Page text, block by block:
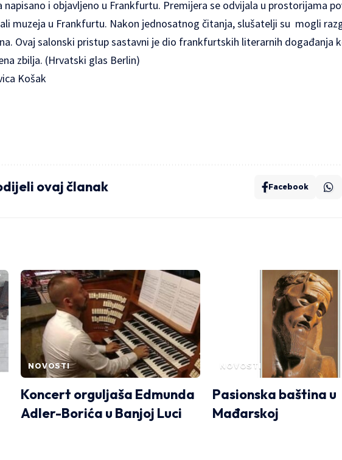
napisano i objavljeno u Frankfurtu. Premijera se odvijala u prostorijama
muzeja u Frankfurtu. Nakon jednosatnog čitanja, slušatelji su mogli
Ovaj salonski pristup sastavni je dio frankfurtskih literarnih događanja
zbilja. (Hrvatski glas Berlin)
Košak
ovaj članak Facebook
NOVOSTI
Koncert orguljaša Edmunda
Adler-Borića u Banjoj Luci
NOVOSTI
Pasionska baština u
Mađarskoj